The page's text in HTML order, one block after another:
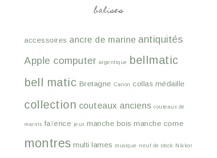
balises
accessoires ancre de marine antiquités
Apple computer argentique
bellmatic
bell matic Bretagne Canon collas médaille
collection couteaux anciens couteaux de
marins faïence jeux manche bois manche corne
montres multi lames musique neuf de stock Nikkor